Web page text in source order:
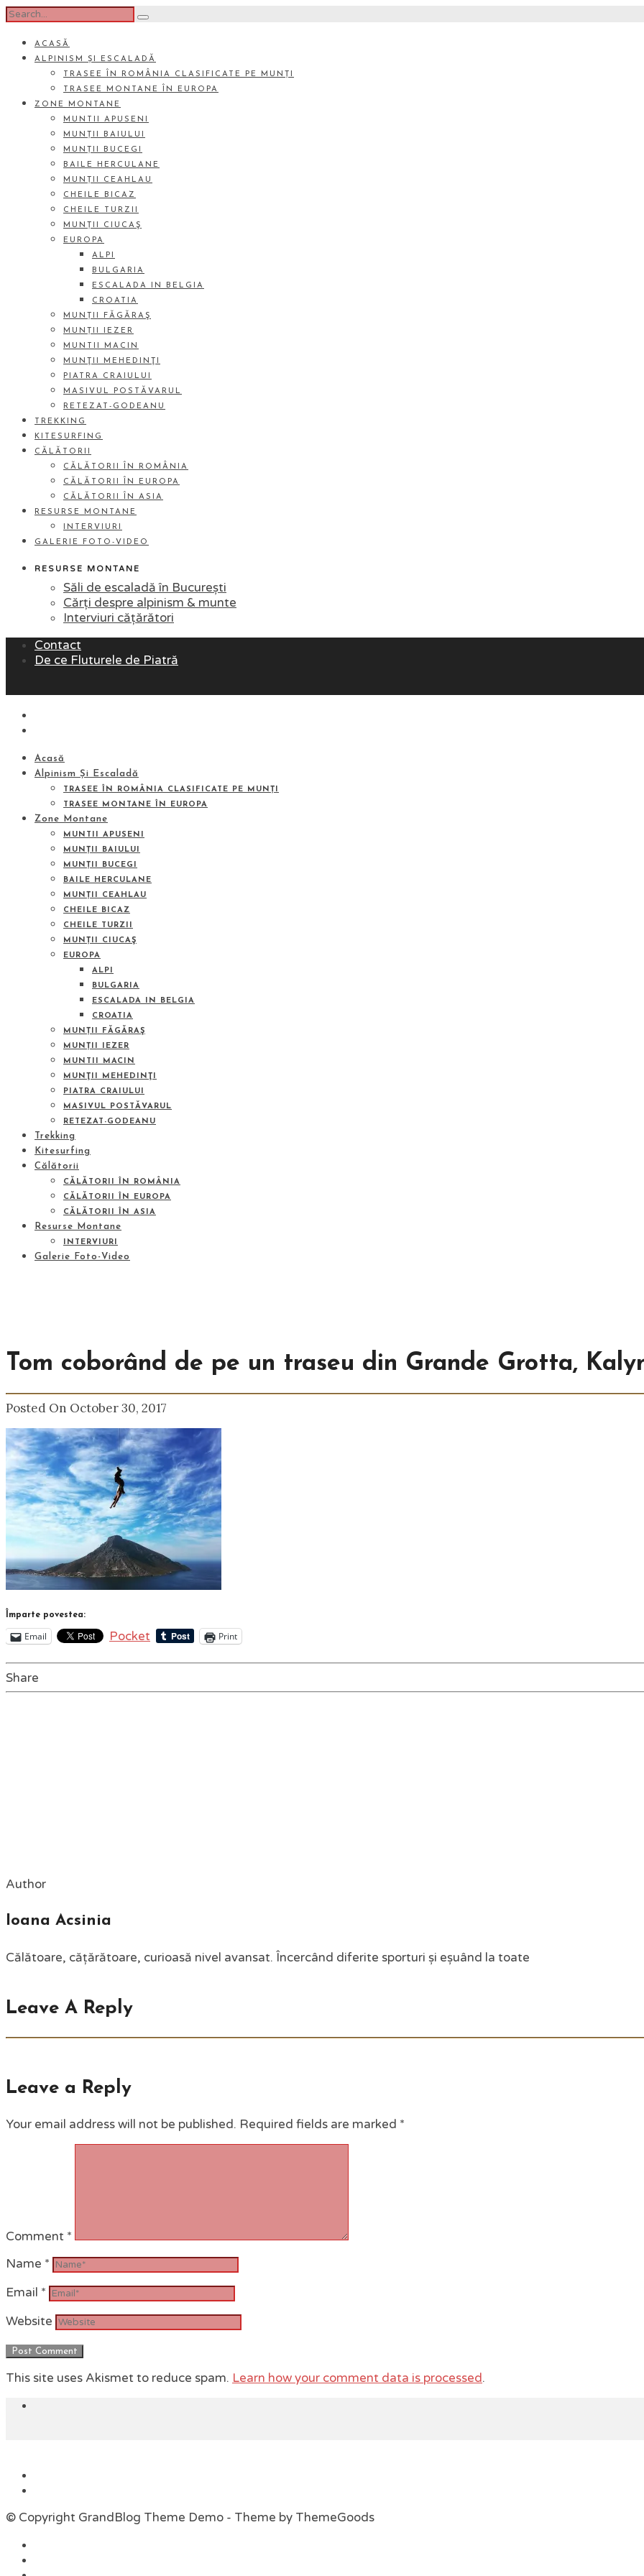
ACASĂ
ALPINISM ȘI ESCALADĂ
TRASEE ÎN ROMÂNIA CLASIFICATE PE MUNȚI
TRASEE MONTANE ÎN EUROPA
ZONE MONTANE
MUNTII APUSENI
MUNȚII BAIULUI
MUNȚII BUCEGI
BAILE HERCULANE
MUNȚII CEAHLAU
CHEILE BICAZ
CHEILE TURZII
MUNȚII CIUCAŞ
EUROPA
ALPI
BULGARIA
ESCALADA IN BELGIA
CROATIA
MUNȚII FĂGĂRAŞ
MUNȚII IEZER
MUNTII MACIN
MUNŢII MEHEDINŢI
PIATRA CRAIULUI
MASIVUL POSTĂVARUL
RETEZAT-GODEANU
TREKKING
KITESURFING
CĂLĂTORII
CĂLĂTORII ÎN ROMÂNIA
CĂLĂTORII ÎN EUROPA
CĂLĂTORII ÎN ASIA
RESURSE MONTANE
INTERVIURI
GALERIE FOTO-VIDEO
RESURSE MONTANE
Săli de escaladă în București
Cărți despre alpinism & munte
Interviuri cățărători
Contact
De ce Fluturele de Piatră
Acasă
Alpinism Și Escaladă
TRASEE ÎN ROMÂNIA CLASIFICATE PE MUNȚI
TRASEE MONTANE ÎN EUROPA
Zone Montane
MUNTII APUSENI
MUNȚII BAIULUI
MUNȚII BUCEGI
BAILE HERCULANE
MUNȚII CEAHLAU
CHEILE BICAZ
CHEILE TURZII
MUNȚII CIUCAŞ
EUROPA
ALPI
BULGARIA
ESCALADA IN BELGIA
CROATIA
MUNȚII FĂGĂRAŞ
MUNȚII IEZER
MUNTII MACIN
MUNŢII MEHEDINŢI
PIATRA CRAIULUI
MASIVUL POSTĂVARUL
RETEZAT-GODEANU
Trekking
Kitesurfing
Călătorii
CĂLĂTORII ÎN ROMÂNIA
CĂLĂTORII ÎN EUROPA
CĂLĂTORII ÎN ASIA
Resurse Montane
INTERVIURI
Galerie Foto-Video
Tom coborând de pe un traseu din Grande Grotta,
Posted On October 30, 2017
Împarte povestea:
Email Pocket Print
Share
Author
Ioana Acsinia
Călătoare, cățărătoare, curioasă nivel avansat. Încercând diferite sporturi și eșuând la toate
Leave A Reply
Leave a Reply
Your email address will not be published. Required fields are marked *
Comment *
Name *
Email *
Website
This site uses Akismet to reduce spam. Learn how your comment data is processed.
© Copyright GrandBlog Theme Demo - Theme by ThemeGoods